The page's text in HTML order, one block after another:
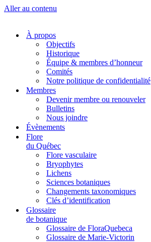
Aller au contenu
À propos
Objectifs
Historique
Équipe & membres d’honneur
Comités
Notre politique de confidentialité
Membres
Devenir membre ou renouveler
Bulletins
Nous joindre
Évènements
Flore
du Québec
Flore vasculaire
Bryophytes
Lichens
Sciences botaniques
Changements taxonomiques
Clés d’identification
Glossaire
de botanique
Glossaire de FloraQuebeca
Glossaire de Marie-Victorin